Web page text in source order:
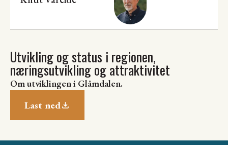
Utvikling og status i regionen,
næringsutvikling og attraktivitet
Om utviklingen i Glåmdalen.
Last ned